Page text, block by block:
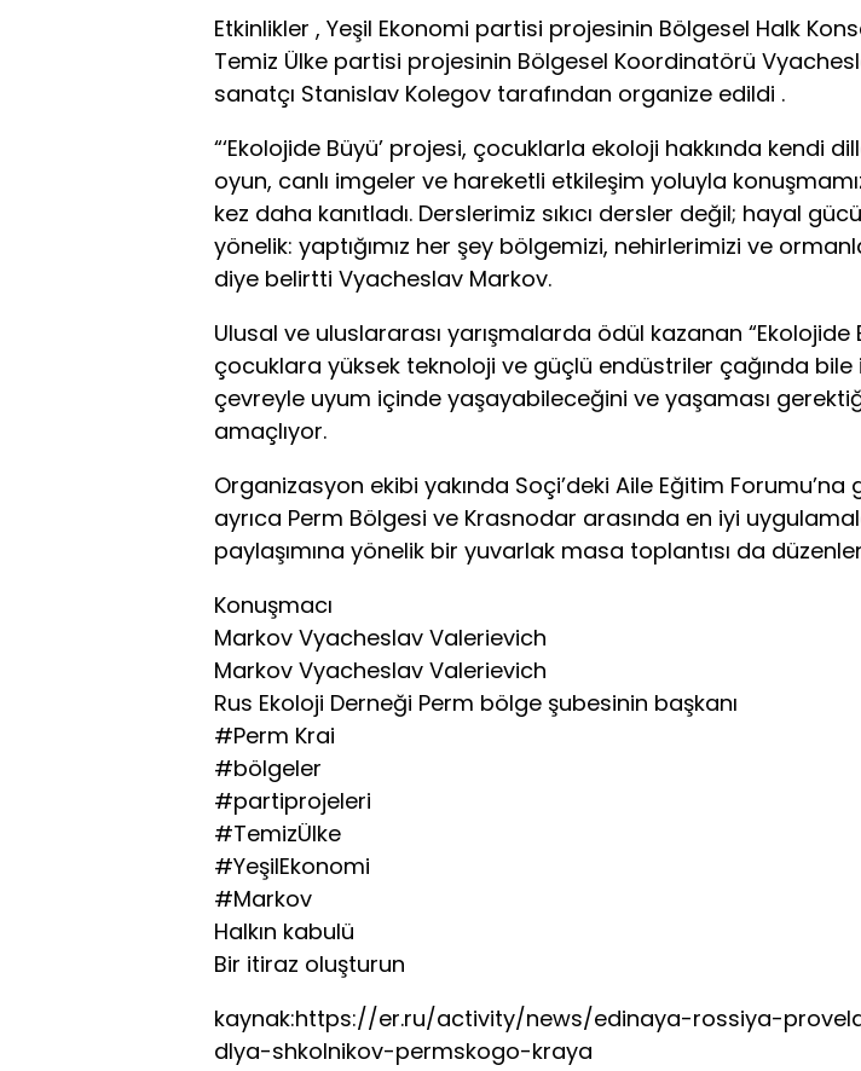
Etkinlikler , Yeşil Ekonomi partisi projesinin Bölgesel Halk
Temiz Ülke partisi projesinin Bölgesel Koordinatörü
sanatçı Stanislav Kolegov tarafından organize edildi .
“‘Ekolojide Büyü’ projesi, çocuklarla ekoloji hakkında kendi
oyun, canlı imgeler ve hareketli etkileşim yoluyla
kez daha kanıtladı. Derslerimiz sıkıcı dersler değil; hayal
yönelik: yaptığımız her şey bölgemizi, nehirlerimizi ve
diye belirtti Vyacheslav Markov.
Ulusal ve uluslararası yarışmalarda ödül kazanan “Ekolojide
çocuklara yüksek teknoloji ve güçlü endüstriler çağında bile
çevreyle uyum içinde yaşayabileceğini ve yaşaması
amaçlıyor.
Organizasyon ekibi yakında Soçi’deki Aile Eğitim Forumu’na
ayrıca Perm Bölgesi ve Krasnodar arasında en iyi
paylaşımına yönelik bir yuvarlak masa toplantısı da
Konuşmacı
Markov Vyacheslav Valerievich
Markov Vyacheslav Valerievich
Rus Ekoloji Derneği Perm bölge şubesinin başkanı
#Perm Krai
#bölgeler
#partiprojeleri
#TemizÜlke
#YeşilEkonomi
#Markov
Halkın kabulü
Bir itiraz oluşturun
kaynak:https://er.ru/activity/news/edinaya-rossiya-
dlya-shkolnikov-permskogo-kraya